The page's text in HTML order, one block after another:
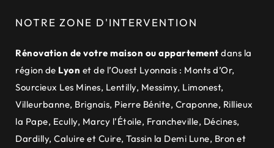
NOTRE ZONE D'INTERVENTION
Rénovation de votre maison ou appartement dans la
région de Lyon et de l’Ouest Lyonnais : Monts d’Or,
Sourcieux Les Mines, Lentilly, Messimy, Limonest,
Villeurbanne, Brignais, Pierre Bénite, Craponne, Rillieux
la Pape, Ecully, Marcy l’Étoile, Francheville, Décines,
Dardilly, Caluire et Cuire, Tassin la Demi Lune, Bron et